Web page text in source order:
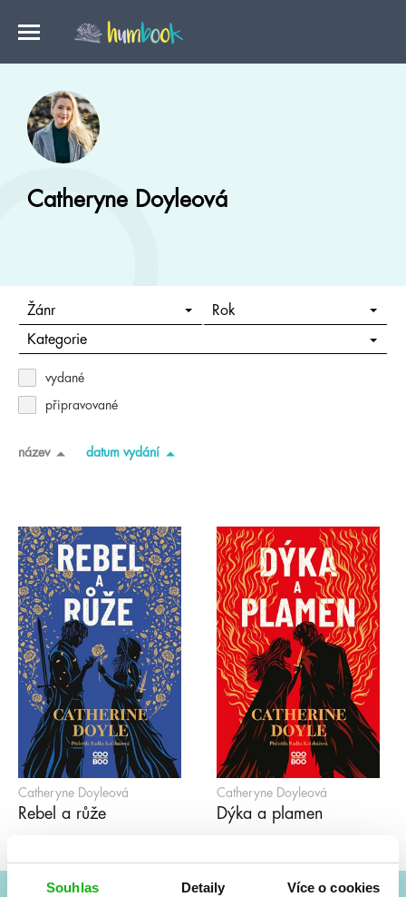
Souhlas Detaily Více o cookies
Catheryne Doyleová
Žánr Rok
Kategorie
vydané
připravované
název datum vydání
Catheryne Doyleová
Rebel a růže
Catheryne Doyleová
Dýka a plamen